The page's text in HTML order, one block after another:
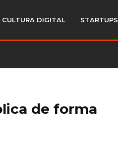
CULTURA DIGITAL STARTUPS
de forma